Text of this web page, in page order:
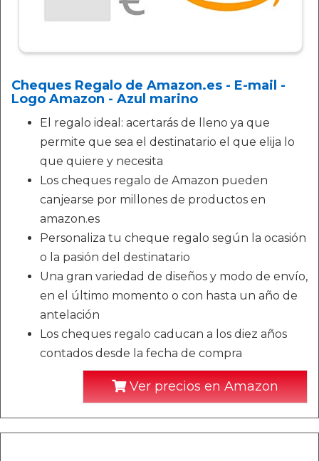
Cheques Regalo de Amazon.es - E-mail -
Logo Amazon - Azul marino
El regalo ideal: acertarás de lleno ya que
permite que sea el destinatario el que elija lo
que quiere y necesita
Los cheques regalo de Amazon pueden
canjearse por millones de productos en
amazon.es
Personaliza tu cheque regalo según la ocasión
o la pasión del destinatario
Una gran variedad de diseños y modo de envío,
en el último momento o con hasta un año de
antelación
Los cheques regalo caducan a los diez años
contados desde la fecha de compra
Ver precios en Amazon